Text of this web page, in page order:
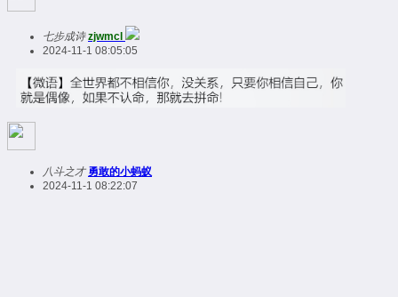
七步成诗 zjwmcl
2024-11-1 08:05:05
八斗之才 勇敢的小蚂蚁
2024-11-1 08:22:07